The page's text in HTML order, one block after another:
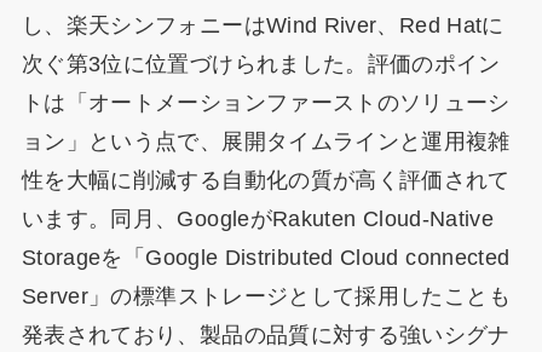
し、楽天シンフォニーはWind River、Red Hatに
次ぐ第3位に位置づけられました。評価のポイン
トは「オートメーションファーストのソリューシ
ョン」という点で、展開タイムラインと運用複雑
性を大幅に削減する自動化の質が高く評価されて
います。同月、GoogleがRakuten Cloud-Native
Storageを「Google Distributed Cloud connected
Server」の標準ストレージとして採用したことも
発表されており、製品の品質に対する強いシグナ